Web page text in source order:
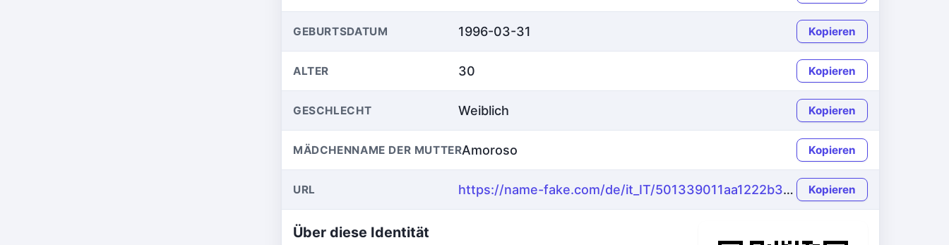
GEBURTSDATUM 1996-03-31 Kopieren
ALTER 30 Kopieren
GESCHLECHT Weiblich Kopieren
MÄDCHENNAME DER MUTTERAmoroso Kopieren
URL https://name-fake.com/de/it_IT/501339011aa1222b3ef3d66efcc09423 Kopieren
Über diese Identität